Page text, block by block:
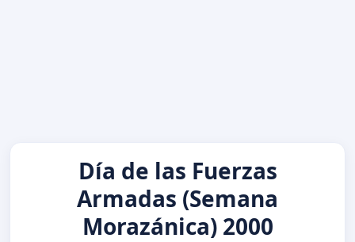
Día de las Fuerzas
Armadas (Semana
Morazánica) 2000